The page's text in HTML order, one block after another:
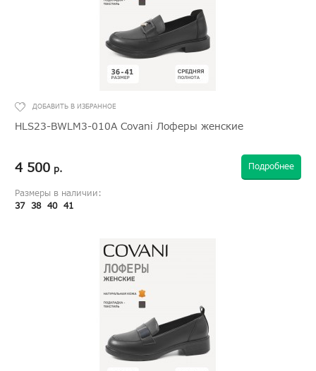
HLS23-BWLM3-010A Covani Лоферы женские
4 500 р. Подробнее
Размеры в наличии:
37 38 40 41